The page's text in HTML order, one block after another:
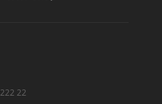
zu
individueller über
Erfolge und
Hierbei
22